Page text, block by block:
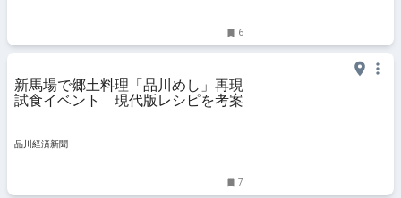
6
新馬場で郷土料理「品川めし」再現
試食イベント 現代版レシピを考案
品川経済新聞
7